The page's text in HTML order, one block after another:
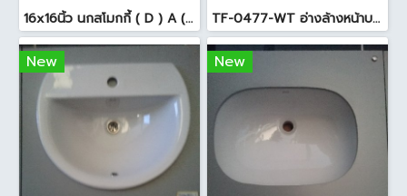
16x16นิ้ว นกสโมกกี้ ( D ) A (Pack6) TF-0477-WT อ่างล้างหน้าบนเคาน์เตอร์ สีขาว
New New